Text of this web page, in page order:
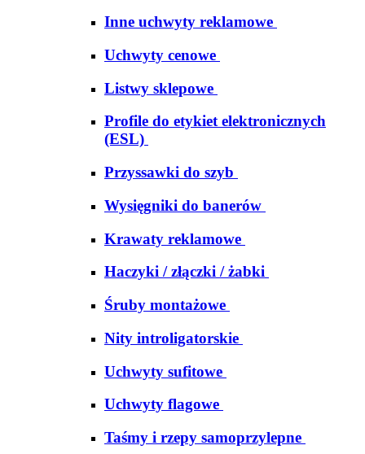
Inne uchwyty reklamowe
Uchwyty cenowe
Listwy sklepowe
Profile do etykiet elektronicznych
(ESL)
Przyssawki do szyb
Wysięgniki do banerów
Krawaty reklamowe
Haczyki / złączki / żabki
Śruby montażowe
Nity introligatorskie
Uchwyty sufitowe
Uchwyty flagowe
Taśmy i rzepy samoprzylepne